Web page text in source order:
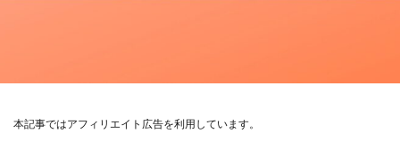
本記事ではアフィリエイト広告を利用しています。